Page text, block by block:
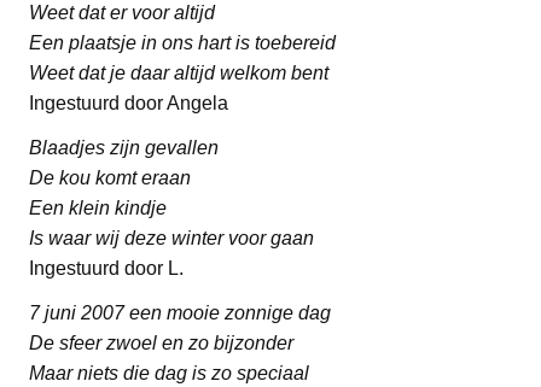
Weet dat er voor altijd
Een plaatsje in ons hart is toebereid
Weet dat je daar altijd welkom bent
Ingestuurd door Angela
Blaadjes zijn gevallen
De kou komt eraan
Een klein kindje
Is waar wij deze winter voor gaan
Ingestuurd door L.
7 juni 2007 een mooie zonnige dag
De sfeer zwoel en zo bijzonder
Maar niets die dag is zo speciaal